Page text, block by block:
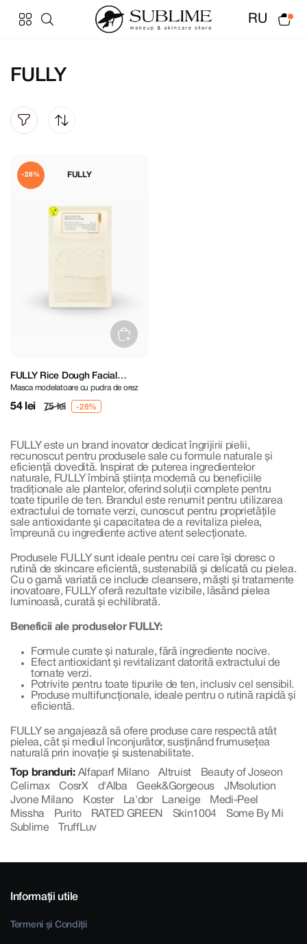
RU
FULLY
FULLY
-28%
FULLY Rice Dough Facial
Modeling Mask
Masca modelatoare cu pudra de orez
54 lei 75 lei
FULLY este un brand inovator dedicat îngrijirii pielii,
recunoscut pentru produsele sale cu formule naturale și
eficiență dovedită. Inspirat de puterea ingredientelor
naturale, FULLY îmbină știința modernă cu beneficiile
tradiționale ale plantelor, oferind soluții complete pentru
toate tipurile de ten. Brandul este renumit pentru utilizarea
extractului de tomate verzi, cunoscut pentru proprietățile
sale antioxidante și capacitatea de a revitaliza pielea,
împreună cu ingrediente active atent selecționate.
Produsele FULLY sunt ideale pentru cei care își doresc o
rutină de skincare eficientă, sustenabilă și delicată cu pielea.
Cu o gamă variată ce include cleansere, măști și tratamente
inovatoare, FULLY oferă rezultate vizibile, lăsând pielea
luminoasă, curată și echilibrată.
Beneficii ale produselor FULLY:
Formule curate și naturale, fără ingrediente nocive.
Efect antioxidant și revitalizant datorită extractului de
tomate verzi.
Potrivite pentru toate tipurile de ten, inclusiv cel sensibil.
Produse multifuncționale, ideale pentru o rutină rapidă și
eficientă.
FULLY se angajează să ofere produse care respectă atât
pielea, cât și mediul înconjurător, susținând frumusețea
naturală prin inovație și sustenabilitate.
Top branduri: Alfaparf Milano Altruist
Beauty of Joseon
Celimax
CosrX d'Alba Geek&Gorgeous
JMsolution
Jvone Milano
Koster La'dor Laneige
Medi-Peel
Missha
Purito RATED GREEN Skin1004
Some By Mi
Sublime
TruffLuv
Informații utile
Termeni și Condiții